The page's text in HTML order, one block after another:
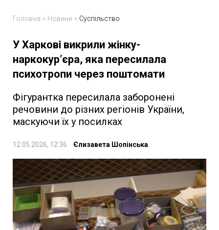
Головна > Новини > Суспільство
У Харкові викрили жінку-
наркокур’єра, яка пересилала
психотропи через поштомати
Фігурантка пересилала заборонені
речовини до різних регіонів України,
маскуючи їх у посилках
12.05.2026, 12:36 Єлизавета Шопінська